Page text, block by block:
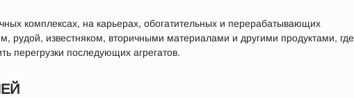
комплексах, на карьерах, обогатительных и перерабатывающих
известняком, вторичными материалами и другими продуктами, где
перегрузки последующих агрегатов.